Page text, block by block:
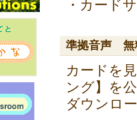
・カード
準拠音声 無
カードを
ング】を
ダウンロ